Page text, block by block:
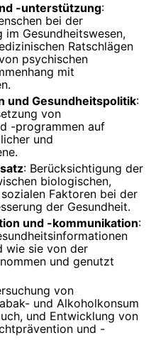
-unterstützung:
bei der
im Gesundheitswesen,
Ratschlägen
psychischen
mit
und Gesundheitspolitik:
von
-programmen auf
und
: Berücksichtigung der
biologischen,
Faktoren bei der
der Gesundheit.
und -kommunikation:
wie sie von der
und genutzt
von
und Alkoholkonsum
und Entwicklung von
und -